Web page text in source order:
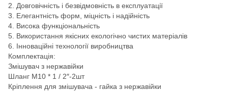
2. Довговічність і безвідмовність в експлуатації
3. Елегантність форм, міцність і надійність
4. Висока функціональність
5. Використання якісних екологічно чистих матеріалів
6. Інноваційні технології виробництва
Комплектація:
Змішувач з нержавійки
Шланг М10 * 1 / 2″-2шт
Кріплення для змішувача - гайка з нержавійки